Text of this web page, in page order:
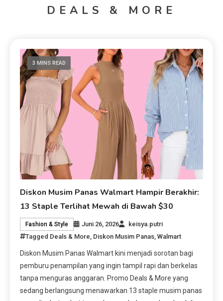
DEALS & MORE
3 MINS READ
Diskon Musim Panas Walmart Hampir Berakhir:
13 Staple Terlihat Mewah di Bawah $30
Fashion & Style Juni 26, 2026
keisya.putri
Tagged Deals & More Diskon Musim Panas ,Walmart
Diskon Musim Panas Walmart kini menjadi sorotan bagi
pemburu penampilan yang ingin tampil rapi dan berkelas
tanpa menguras anggaran. Promo Deals & More yang
sedang berlangsung menawarkan 13 staple musim panas